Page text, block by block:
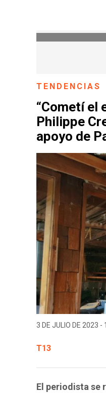
TENDENCIAS
“Cometí el
Philippe
apoyo de
3 DE JULIO DE 2023 -
T13
El periodista se